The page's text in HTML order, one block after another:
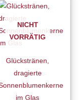
NICHT
VORRÄTIG
Glückstränen,
dragierte
im Glas
Produkt
mehrere
Varianten
Die